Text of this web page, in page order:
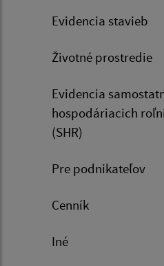
Evidencia stavieb
Životné prostredie
Evidencia
hospodáriacich
(SHR)
Pre podnikateľov
Cenník
Iné